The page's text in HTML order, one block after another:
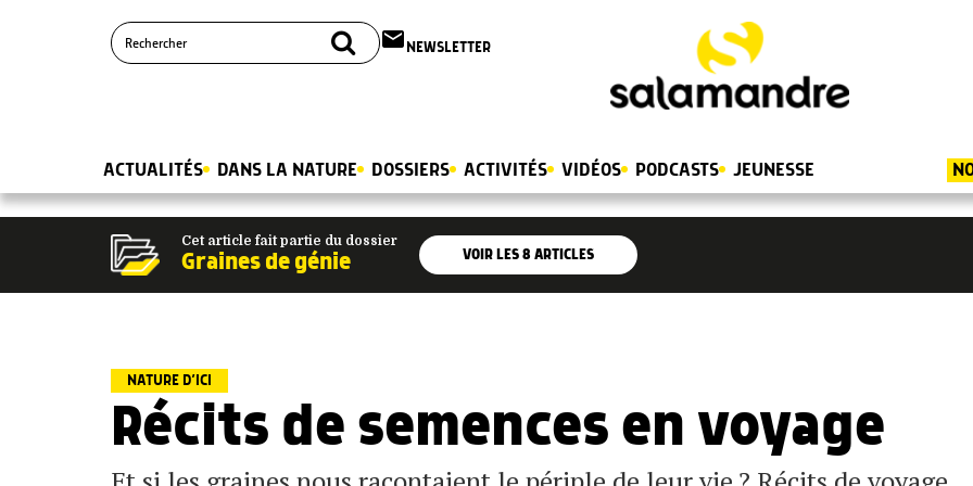
email NEWSLETTER
ACTUALITÉS DANS LA NATURE DOSSIERS ACTIVITÉS VIDÉOS PODCASTS JEUNESSE
Cet article fait partie du dossier
Graines de génie VOIR LES8 ARTICLES
NATURE D’ICI
Récits de semences en voyage